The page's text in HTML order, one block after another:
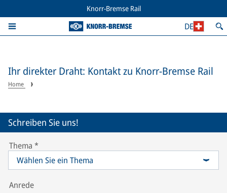
Knorr-Bremse Rail
DE
Ihr direkter Draht: Kontakt zu Knorr-Bremse Rail
Home
Schreiben Sie uns!
Thema *
Wählen Sie ein Thema
Anrede